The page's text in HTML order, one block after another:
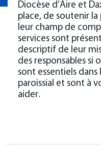
Diocèse d’Aire et
place, de soutenir
leur champ de
services sont
descriptif de leur
des responsables si
sont essentiels
paroissial et sont à
aider.